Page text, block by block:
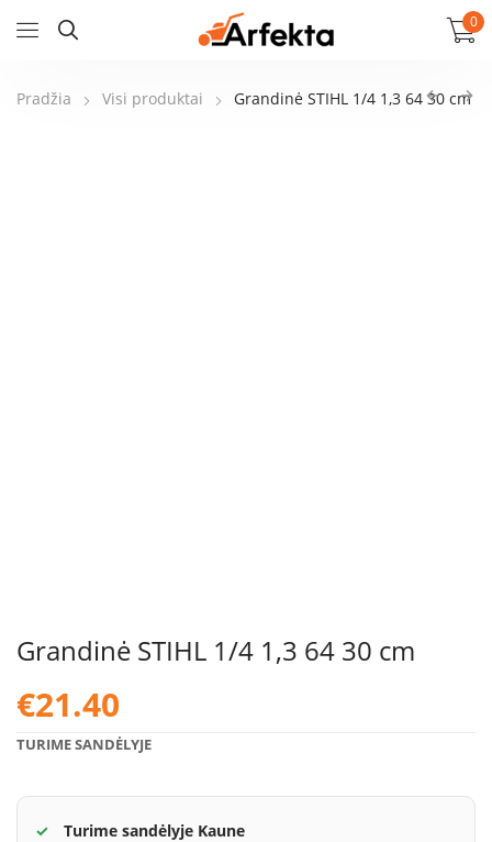
0
Pradžia Visi produktai Grandinė STIHL 1/4 1,3 64 30 cm
Grandinė STIHL 1/4 1,3 64 30 cm
€21.40
TURIME SANDĖLYJE
Turime sandėlyje Kaune